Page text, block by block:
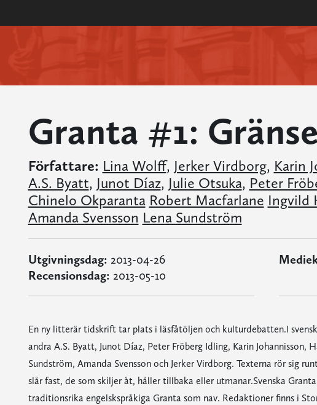
Granta #1:
Författare: Lina Wolff, Jerker Virdborg, Karin
A.S. Byatt, Junot Díaz, Julie Otsuka, Peter
Chinelo Okparanta Robert Macfarlane Ingvild
Amanda Svensson Lena Sundström
Utgivningsdag: 2013-04-26
Recensionsdag: 2013-05-10
En ny litterär tidskrift tar plats i läsfåtöljen och kulturdebatten.I
andra A.S. Byatt, Junot Díaz, Peter Fröberg Idling, Karin Johannisson,
Sundström, Amanda Svensson och Jerker Virdborg. Texterna rör sig
slår fast, de som skiljer åt, håller tillbaka eller utmanar.Svenska
traditionsrika engelskspråkiga Granta som nav. Redaktioner finns i